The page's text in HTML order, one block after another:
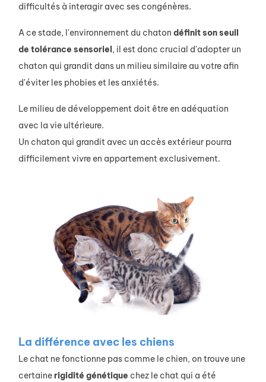
difficultés à interagir avec ses congénères.
A ce stade, l'environnement du chaton définit son seuil
de tolérance sensoriel, il est donc crucial d'adopter un
chaton qui grandit dans un milieu similaire au votre afin
d'éviter les phobies et les anxiétés.
Le milieu de développement doit être en adéquation
avec la vie ultérieure.
Un chaton qui grandit avec un accès extérieur pourra
difficilement vivre en appartement exclusivement.
La différence avec les chiens
Le chat ne fonctionne pas comme le chien, on trouve une
certainerigidité génétique chez le chat qui a été